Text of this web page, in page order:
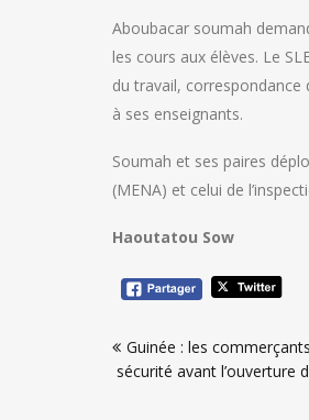
Aboubacar soumah
les cours aux élèves. Le
du travail,
à ses enseignants.
Soumah et ses paires
(MENA) et celui de
Haoutatou Sow
deGuinée : les
sécurité avant l’ouverture